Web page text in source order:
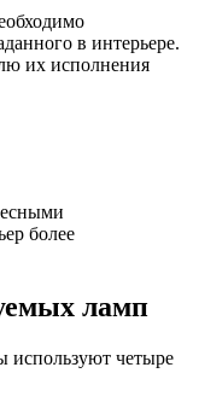
в интерьере.
их исполнения
более
ламп
используют четыре